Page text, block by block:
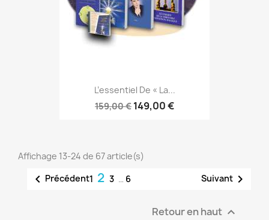
L’essentiel De « La...
159,00 € 149,00 €
Affichage 13-24 de 67 article(s)
 Précédent1 2 3 … 6 Suivant 
Retour en haut 